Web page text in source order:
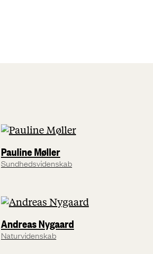
Pauline Møller
Sundhedsvidenskab
Andreas Nygaard
Naturvidenskab